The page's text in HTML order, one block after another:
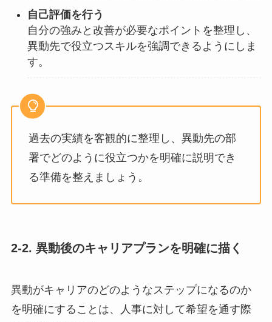
自己評価を行う
自分の強みと改善が必要なポイントを整理し、
異動先で役立つスキルを強調できるようにしま
す。
過去の実績を客観的に整理し、異動先の部
署でどのように役立つかを明確に説明でき
る準備を整えましょう。
2-2. 異動後のキャリアプランを明確に描く
異動がキャリアのどのようなステップになるのか
を明確にすることは、人事に対して希望を通す際